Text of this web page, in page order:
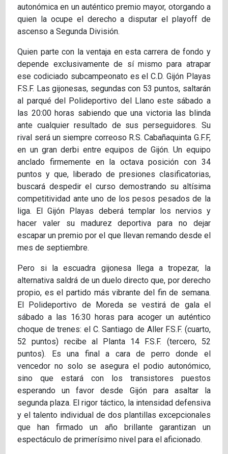
autonómica en un auténtico premio mayor, otorgando a
quien la ocupe el derecho a disputar el playoff de
ascenso a Segunda División.
Quien parte con la ventaja en esta carrera de fondo y
depende exclusivamente de sí mismo para atrapar
ese codiciado subcampeonato es el C.D. Gijón Playas
F.S.F. Las gijonesas, segundas con 53 puntos, saltarán
al parqué del Polideportivo del Llano este sábado a
las 20:00 horas sabiendo que una victoria las blinda
ante cualquier resultado de sus perseguidores. Su
rival será un siempre correoso R.S. Cabañaquinta G.F.F,
en un gran derbi entre equipos de Gijón. Un equipo
anclado firmemente en la octava posición con 34
puntos y que, liberado de presiones clasificatorias,
buscará despedir el curso demostrando su altísima
competitividad ante uno de los pesos pesados de la
liga. El Gijón Playas deberá templar los nervios y
hacer valer su madurez deportiva para no dejar
escapar un premio por el que llevan remando desde el
mes de septiembre.
Pero si la escuadra gijonesa llega a tropezar, la
alternativa saldrá de un duelo directo que, por derecho
propio, es el partido más vibrante del fin de semana.
El Polideportivo de Moreda se vestirá de gala el
sábado a las 16:30 horas para acoger un auténtico
choque de trenes: el C. Santiago de Aller F.S.F. (cuarto,
52 puntos) recibe al Planta 14 F.S.F. (tercero, 52
puntos). Es una final a cara de perro donde el
vencedor no solo se asegura el podio autonómico,
sino que estará con los transistores puestos
esperando un favor desde Gijón para asaltar la
segunda plaza. El rigor táctico, la intensidad defensiva
y el talento individual de dos plantillas excepcionales
que han firmado un año brillante garantizan un
espectáculo de primerísimo nivel para el aficionado.